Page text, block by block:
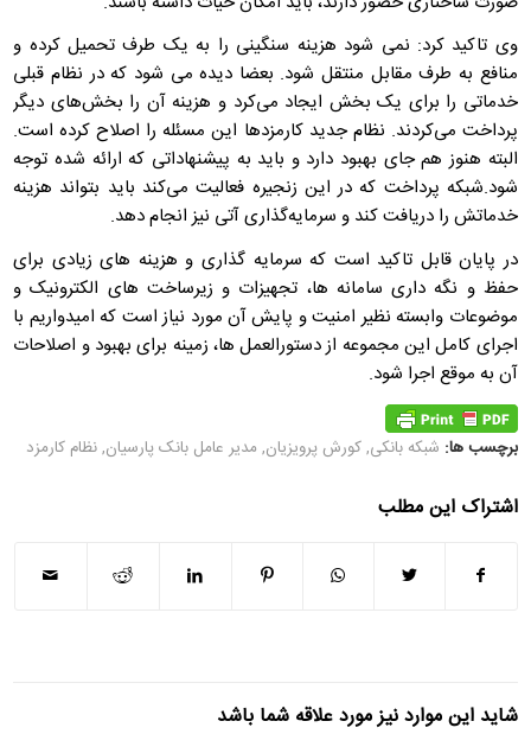
وی تاکید کرد: نمی‌ شود هزینه سنگینی را به یک طرف تحمیل کرده و
منافع به طرف مقابل منتقل شود. بعضا دیده می شود که در نظام قبلی
خدماتی را برای یک بخش ایجاد می‌کرد و هزینه آن را بخش‌های دیگر
پرداخت می‌کردند. نظام جدید کارمزدها این مسئله را اصلاح کرده است.
البته هنوز هم جای بهبود دارد و باید به پیشنهاداتی که ارائه شده توجه
شود.شبکه پرداخت که در این زنجیره فعالیت می‌کند باید بتواند هزینه
خدماتش را دریافت کند و سرمایه‌گذاری آتی نیز انجام دهد.
در پایان قابل تاکید است که سرمایه گذاری و هزینه های زیادی برای
حفظ و نگه داری سامانه ها، تجهیزات و زیرساخت های الکترونیک و
موضوعات وابسته نظیر امنیت و پایش آن مورد نیاز است که امیدواریم با
اجرای کامل این مجموعه از دستورالعمل ها، زمینه برای بهبود و اصلاحات
آن به موقع اجرا شود.
برچسب ها: شبکه بانکی,کورش پرویزیان, مدیر عامل بانک پارسیان,نظام کارمزد
اشتراک این مطلب
شاید این موارد نیز مورد علاقه شما باشد